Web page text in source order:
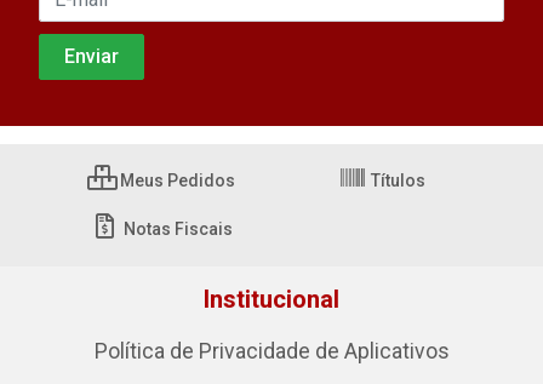
Meus Pedidos Títulos
Notas Fiscais
Institucional
Política de Privacidade de Aplicativos